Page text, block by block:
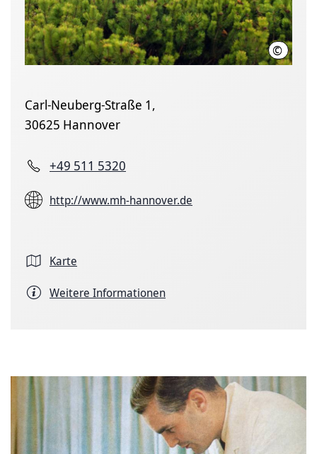
© Karin
Carl-Neuberg-Straße 1,
30625 Hannover
+49 511 5320
http://www.mh-hannover.de
Karte
Weitere Informationen